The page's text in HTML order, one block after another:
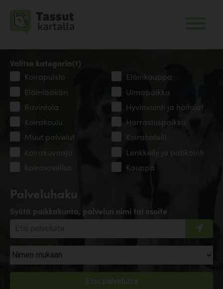
Palveluhaku
Syötä paikkakunta, palvelun nimi tai osoite
Valitse kategoria(t)
Koirapuisto
Eläinkauppa
Eläinlääkäri
Uimapaikka
Ravintola
Hyvinvointi ja hoitolat
Koirakoulu
Harrastuspaikka
Muut palvelut
Koirahotelli
Koirakuvaaja
Lenkkeily ja patikointi
Koirasovellus
Kauppa